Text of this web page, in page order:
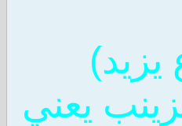
يزيد)
يعني